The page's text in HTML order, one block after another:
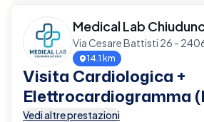
Medical Lab
Via Cesare Battisti 26 -
14.1 km
Visita Cardiologica +
Elettrocardiogramma
Vedi altre prestazioni